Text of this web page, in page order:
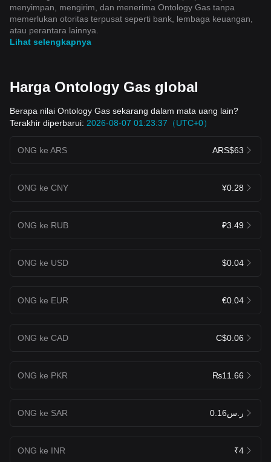
menyimpan, mengirim, dan menerima Ontology Gas tanpa
memerlukan otoritas terpusat seperti bank, lembaga keuangan,
atau perantara lainnya.
Lihat selengkapnya
Harga Ontology Gas global
Berapa nilai Ontology Gas sekarang dalam mata uang lain?
Terakhir diperbarui: 2026-08-07 01:23:37（UTC+0）
ONG ke ARS ARS$63
ONG ke CNY ¥0.28
ONG ke RUB ₽3.49
ONG ke USD $0.04
ONG ke EUR €0.04
ONG ke CAD C$0.06
ONG ke PKR ₨11.66
ONG ke SAR ر.س0.16
ONG ke INR ₹4